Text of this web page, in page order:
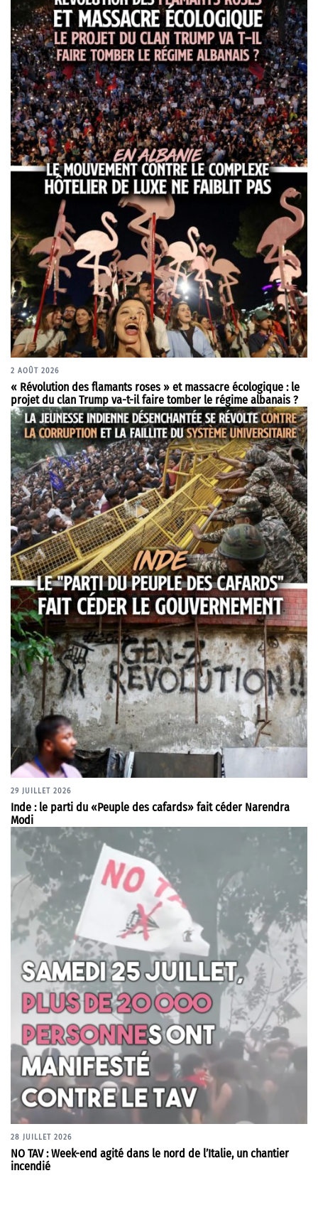
2 AOÛT 2026
« Révolution des flamants roses » et massacre écologique : le
projet du clan Trump va-t-il faire tomber le régime albanais ?
29 JUILLET 2026
Inde : le parti du «Peuple des cafards» fait céder Narendra
Modi
28 JUILLET 2026
NO TAV : Week-end agité dans le nord de l’Italie, un chantier
incendié